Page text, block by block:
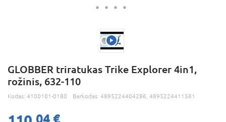
GLOBBER triratukas Trike Explorer 4in1,
rožinis, 632-110
Kodas: 4100101-0180 Barkodas: 4895224404286, 4895224411581
04 €